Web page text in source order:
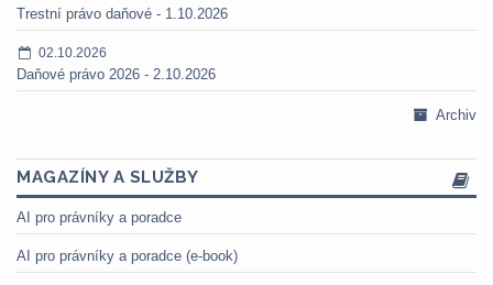
Trestní právo daňové - 1.10.2026
02.10.2026
Daňové právo 2026 - 2.10.2026
Archiv
MAGAZÍNY A SLUŽBY
AI pro právníky a poradce
AI pro právníky a poradce (e-book)